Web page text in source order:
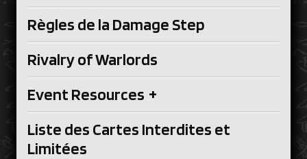
Règles de la Damage Step
Rivalry of Warlords
Event Resources +
Liste des Cartes Interdites et
Limitées